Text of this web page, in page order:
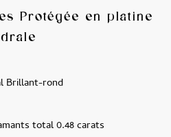
Protégée en platine
Brillant-rond
total 0.48 carats